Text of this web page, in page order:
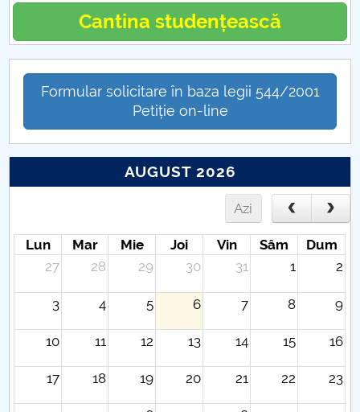
Cantina studențească
Formular solicitare în baza legii 544/2001
Petiție on-line
AUGUST 2026
Azi
Lun Mar Mie Joi Vin Sâm
Dum
27
28 29 30 31 1 2
3 4 5 6 7 8 9
10 11 12 13 14 15 16
17 18 19 20 21 22 23